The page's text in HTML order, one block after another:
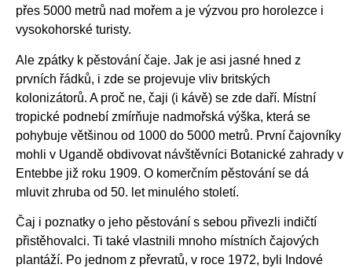
přes 5000 metrů nad mořem a je výzvou pro horolezce i
vysokohorské turisty.
Ale zpátky k pěstování čaje. Jak je asi jasné hned z
prvních řádků, i zde se projevuje vliv britských
kolonizátorů. A proč ne, čaji (i kávě) se zde daří. Místní
tropické podnebí zmírňuje nadmořská výška, která se
pohybuje většinou od 1000 do 5000 metrů. První čajovníky
mohli v Ugandě obdivovat návštěvníci Botanické zahrady v
Entebbe již roku 1909. O komerčním pěstování se dá
mluvit zhruba od 50. let minulého století.
Čaj i poznatky o jeho pěstování s sebou přivezli indičtí
přistěhovalci. Ti také vlastnili mnoho místních čajových
plantáží. Po jednom z převratů, v roce 1972, byli Indové